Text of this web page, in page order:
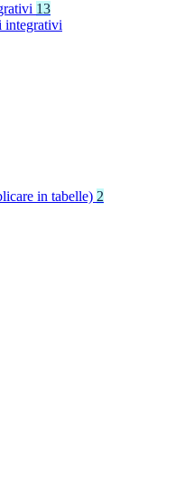
13
integrativi
in tabelle) 2